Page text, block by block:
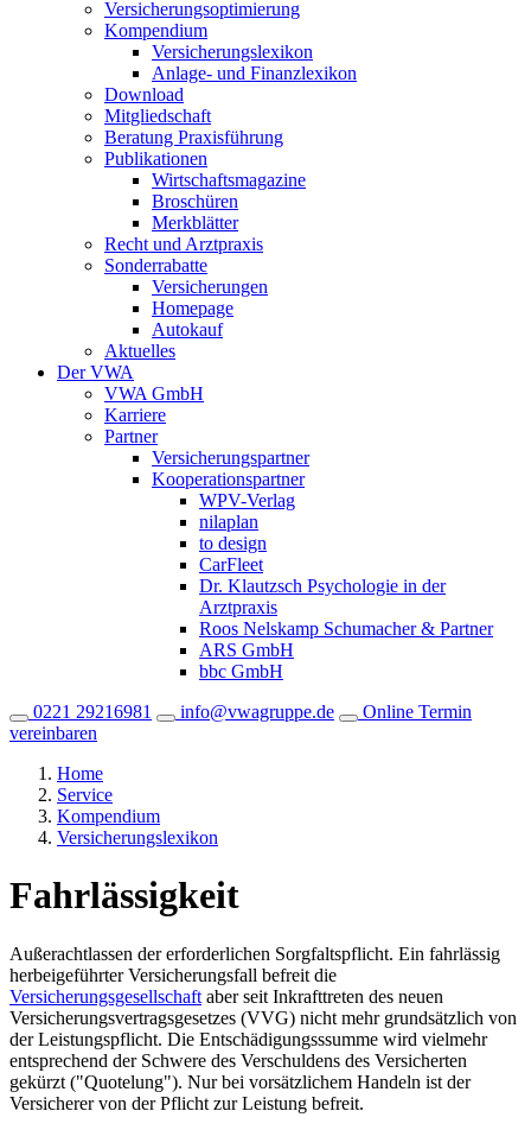
Versicherungsoptimierung
Kompendium
Versicherungslexikon
Anlage- und Finanzlexikon
Download
Mitgliedschaft
Beratung Praxisführung
Publikationen
Wirtschaftsmagazine
Broschüren
Merkblätter
Recht und Arztpraxis
Sonderrabatte
Versicherungen
Homepage
Autokauf
Aktuelles
Der VWA
VWA GmbH
Karriere
Partner
Versicherungspartner
Kooperationspartner
WPV-Verlag
nilaplan
to design
CarFleet
Dr. Klautzsch Psychologie in der
Arztpraxis
Roos Nelskamp Schumacher & Partner
ARS GmbH
bbc GmbH
0221 29216981
info@vwagruppe.de
Online Termin
vereinbaren
Home
Service
Kompendium
Versicherungslexikon
Fahrlässigkeit
Außerachtlassen der erforderlichen Sorgfaltspflicht. Ein fahrlässig
herbeigeführter Versicherungsfall befreit die
Versicherungsgesellschaft aber seit Inkrafttreten des neuen
Versicherungsvertragsgesetzes (VVG) nicht mehr grundsätzlich von
der Leistungspflicht. Die Entschädigungsssumme wird vielmehr
entsprechend der Schwere des Verschuldens des Versicherten
gekürzt ("Quotelung"). Nur bei vorsätzlichem Handeln ist der
Versicherer von der Pflicht zur Leistung befreit.